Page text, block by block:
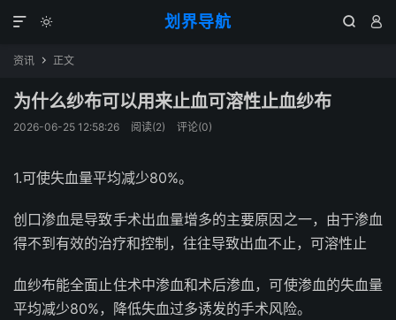
划界导航
  

资讯  正文
为什么纱布可以用来止血可溶性止血纱布
2026-06-25 12:58:26 阅读(2) 评论(0)
1.可使失血量平均减少80%。
创口渗血是导致手术出血量增多的主要原因之一，由于渗血
得不到有效的治疗和控制，往往导致出血不止，可溶性止
血纱布能全面止住术中渗血和术后渗血，可使渗血的失血量
平均减少80%，降低失血过多诱发的手术风险。